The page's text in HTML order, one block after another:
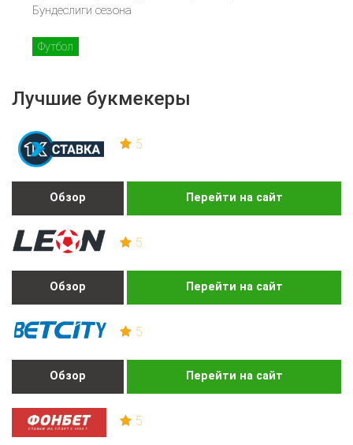
Лучшие букмекеры
5
Обзор Перейти на сайт
5
Обзор Перейти на сайт
5
Обзор Перейти на сайт
5
Бундеслиги сезона
Футбол